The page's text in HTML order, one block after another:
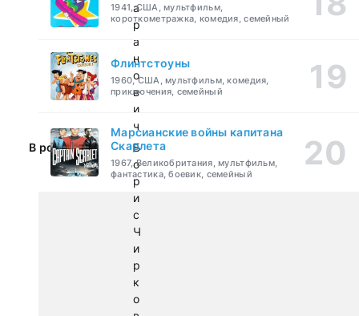
а
р
а
н
о
в
и
ч
В ролях:
Б
о
р
и
с
Ч
и
р
к
о
1941, США, мультфильм,
короткометражка, комедия, семейный
Флинтстоуны
1960, США, мультфильм, комедия,
приключения, семейный
Марсианские войны капитана
Скарлета
1967, Великобритания, мультфильм,
фантастика, боевик, семейный